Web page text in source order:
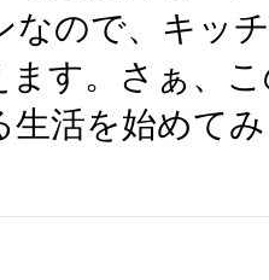
なので、キッ
ます。さぁ、
生活を始めて